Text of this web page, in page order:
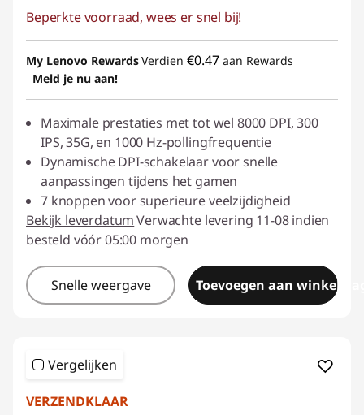
eCoupon-besparingen :-€ 5,05
eCoupon gebruiken :ACC‑SAVE
Beperkte voorraad, wees er snel bij!
My Lenovo RewardsVerdien €0.47 aan Rewards
Meld je nu aan!
Maximale prestaties met tot wel 8000 DPI, 300
IPS, 35G, en 1000 Hz-pollingfrequentie
Dynamische DPI-schakelaar voor snelle
aanpassingen tijdens het gamen
7 knoppen voor superieure veelzijdigheid
Bekijk leverdatumVerwachte levering 11-08 indien
besteld vóór 05:00 morgen
Snelle weergave Toevoegen aan
Vergelijken
VERZENDKLAAR